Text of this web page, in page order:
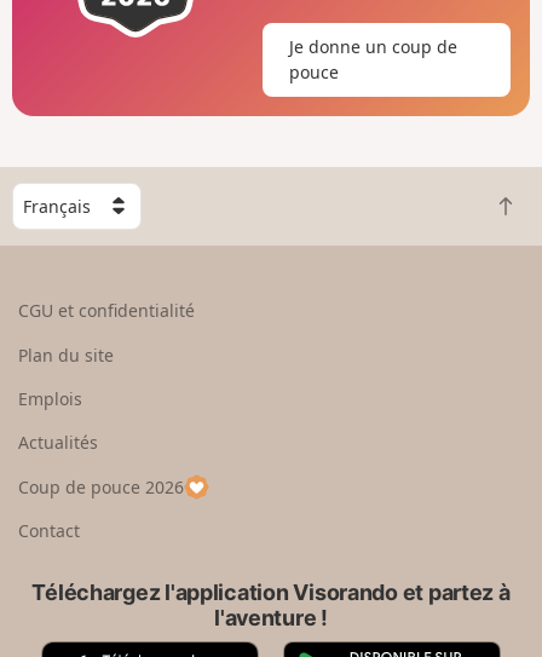
Je donne un coup de
pouce
C
h
o
e
u
p
a
R
e
CGU et confidentialité
Plan du site
Emplois
Actualités
Coup de pouce 2026
Contact
Téléchargez l'application Visorando et partez à
l'aventure !